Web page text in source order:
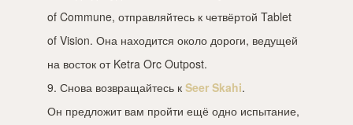
of Commune, отправляйтесь к четвёртой Tablet
of Vision. Она находится около дороги, ведущей
на восток от Ketra Orc Outpost.
9. Снова возвращайтесь к Seer Skahi.
Он предложит вам пройти ещё одно испытание,